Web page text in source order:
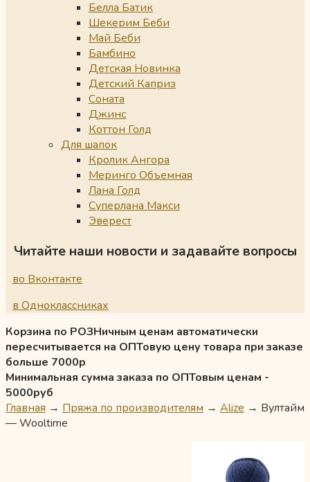
Белла Батик
Шекерим Беби
Май Беби
Бамбино
Детская Новинка
Детский Каприз
Соната
Джинс
Коттон Голд
Для шапок
Кролик Ангора
Меринго Объемная
Лана Голд
Суперлана Макси
Эверест
Читайте наши новости и задавайте вопросы
во Вконтакте
в Одноклассниках
Корзина по РОЗНичным ценам автоматически
пересчитывается на ОПТовую цену товара при заказе
больше 7000р
Минимальная сумма заказа по ОПТовым ценам -
5000руб
Главная → Пряжа по производителям → Alize → Вултайм
— Wooltime